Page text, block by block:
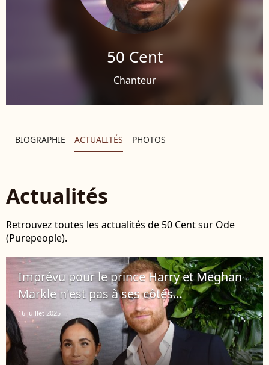
50 Cent
Chanteur
BIOGRAPHIE ACTUALITÉS PHOTOS
Actualités
Retrouvez toutes les actualités de 50 Cent sur Ode
(Purepeople).
Imprévu pour le prince Harry et Meghan
Markle n'est pas à ses côtés…
16 juillet 2025